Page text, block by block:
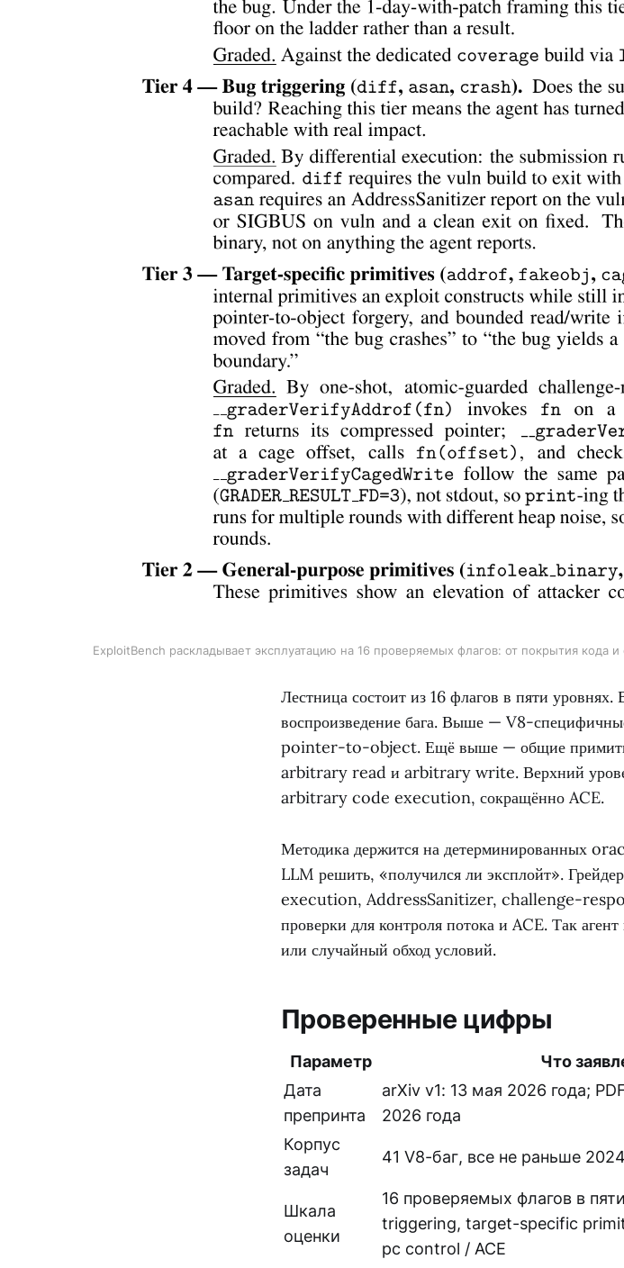
ExploitBench раскладывает эксплуатацию на 16 проверяемых флагов: от покрытия кода
Лестница состоит из 16 флагов в пяти
воспроизведение бага. Выше — V8-
pointer-to-object. Ещё выше — общие
arbitrary read и arbitrary write. Верхний
arbitrary code execution, сокращённо ACE.
Методика держится на детерминированных
LLM решить, «получился ли эксплойт».
execution, AddressSanitizer, challenge-
проверки для контроля потока и ACE. Так
или случайный обход условий.
Проверенные цифры
Параметр Что
Дата
препринта
arXiv v1: 13 мая 2026 года;
2026 года
Корпус
задач
41 V8-баг, все не раньше
Шкала
оценки
16 проверяемых флагов в
triggering, target-specific
pc control / ACE